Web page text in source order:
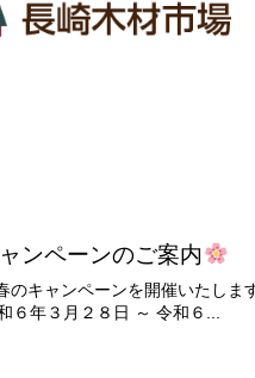
ンペーンのご案内
のキャンペーンを開催いたしま
６年３月２８日 ～ 令和６...